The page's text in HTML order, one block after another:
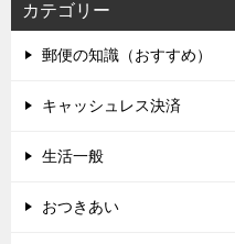
カテゴリー
郵便の知識（おすすめ）
キャッシュレス決済
生活一般
おつきあい